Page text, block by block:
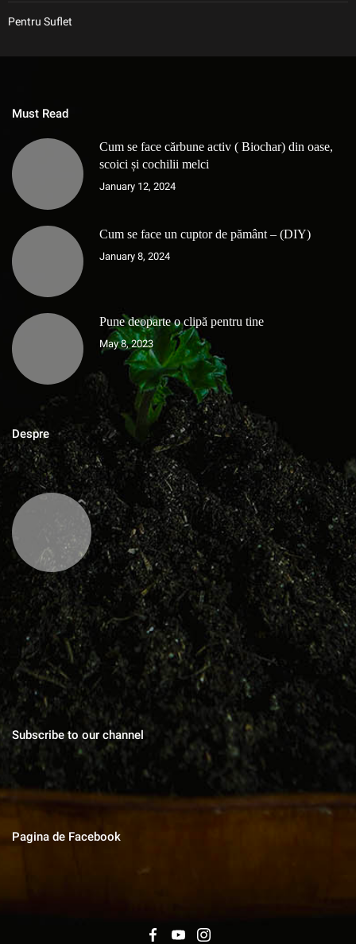
Pentru Suflet
Must Read
Cum se face cărbune activ ( Biochar) din oase,
scoici și cochilii melci
January 12, 2024
Cum se face un cuptor de pământ – (DIY)
January 8, 2024
Pune deoparte o clipă pentru tine
May 8, 2023
Despre
MAGAZINUL DE ACASA
Blog cu zeci de sfaturi pentru grădinărit bio, rețete pentru toate
gusturile, povești de viata, trucuri în gospodărie, cuvinte pentru
suflet.
Subscribe to our channel
Pagina de Facebook